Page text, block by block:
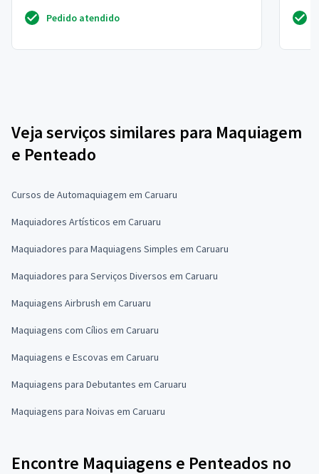
Pedido atendido
Veja serviços similares para Maquiagem
e Penteado
Cursos de Automaquiagem em Caruaru
Maquiadores Artísticos em Caruaru
Maquiadores para Maquiagens Simples em Caruaru
Maquiadores para Serviços Diversos em Caruaru
Maquiagens Airbrush em Caruaru
Maquiagens com Cílios em Caruaru
Maquiagens e Escovas em Caruaru
Maquiagens para Debutantes em Caruaru
Maquiagens para Noivas em Caruaru
Encontre Maquiagens e Penteados no